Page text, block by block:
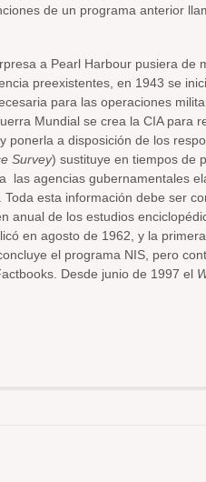
de un programa anterior
a Pearl Harbour pusiera de
preexistentes, en 1943 se
para las operaciones
Mundial se crea la CIA para
ponerla a disposición de los
Survey) sustituye en tiempos de
las agencias gubernamentales
esta información debe ser
anual de los estudios
en agosto de 1962, y la
el programa NIS, pero
Desde junio de 1997 el